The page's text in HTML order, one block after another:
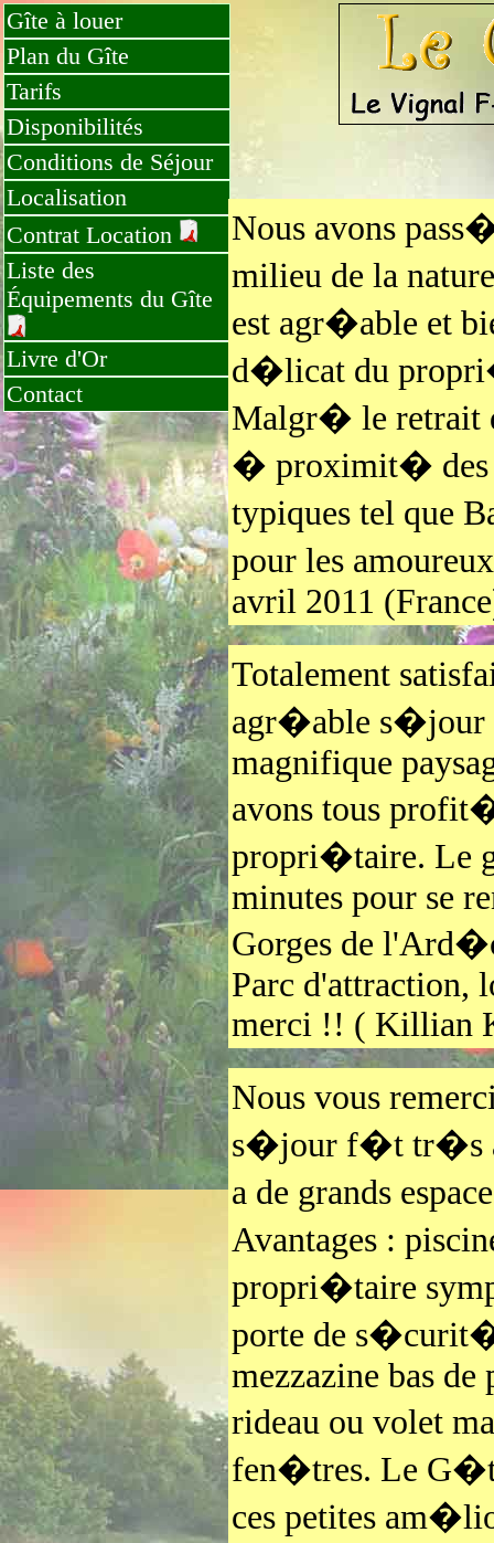
Gîte à louer
Plan du Gîte
Tarifs
Disponibilités
Conditions de Séjour
Localisation
Contrat Location
Liste des
Équipements du Gîte
Livre d'Or
Contact
Nous avons
milieu de la
est agr�able et
d�licat du
Malgr� le retrait
� proximit� des
typiques tel que
pour les
avril 2011
Totalement
agr�able s�jour
magnifique
avons tous
propri�taire. Le
minutes pour se
Gorges de
Parc d'attraction,
merci !! ( Killian
Nous vous
s�jour f�t tr�s
a de grands
Avantages :
propri�taire
porte de
mezzazine bas
rideau ou volet
fen�tres. Le
ces petites